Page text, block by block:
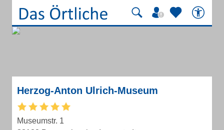
Herzog-Anton Ulrich-Museum
Museumstr. 1